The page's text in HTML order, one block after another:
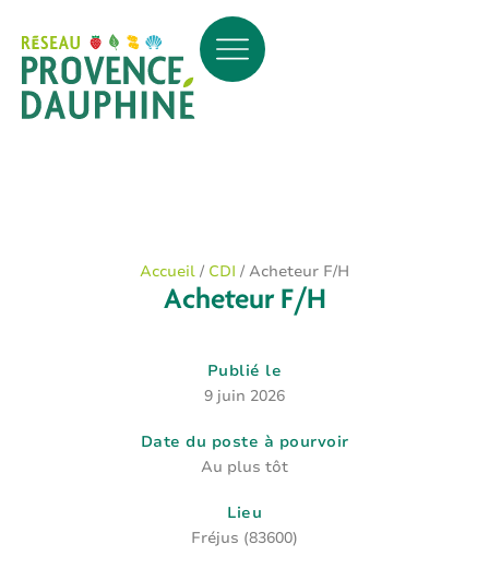
Accueil / CDI / Acheteur F/H
Acheteur F/H
Publié le
9 juin 2026
Date du poste à pourvoir
Au plus tôt
Lieu
Fréjus (83600)